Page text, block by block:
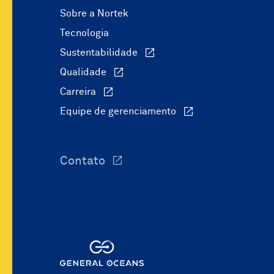
Sobre a Nortek
Tecnologia
Sustentabilidade
Qualidade
Carreira
Equipe de gerenciamento
Contato